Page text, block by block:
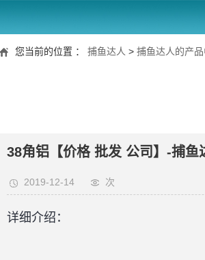
您当前的位置 ： 捕鱼达人 > 捕鱼达人的产
38角铝【价格 批发 公司】-捕鱼
2019-12-14 次
详细介绍：